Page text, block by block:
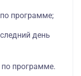
программе;
день
программе.